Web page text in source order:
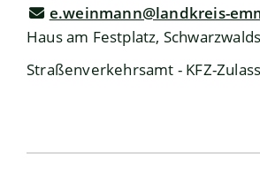
e.weinmann@landkreis-
Haus am Festplatz,
Straßenverkehrsamt - KFZ-